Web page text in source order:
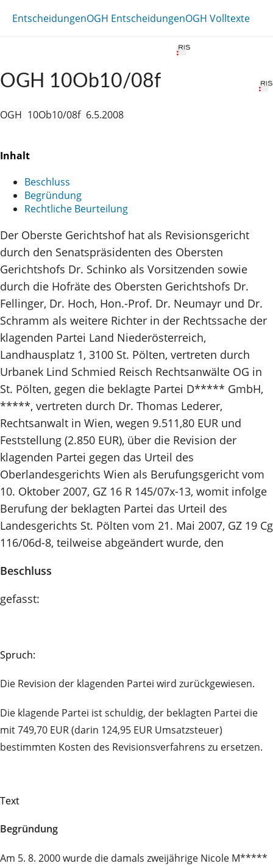
EntscheidungenOGH EntscheidungenOGH Volltexte
OGH 10Ob10/08f
OGH 10Ob10/08f 6.5.2008
Inhalt
Beschluss
Begründung
Rechtliche Beurteilung
Der Oberste Gerichtshof hat als Revisionsgericht
durch den Senatspräsidenten des Obersten
Gerichtshofs Dr. Schinko als Vorsitzenden sowie
durch die Hofräte des Obersten Gerichtshofs Dr.
Fellinger, Dr. Hoch, Hon.-Prof. Dr. Neumayr und Dr.
Schramm als weitere Richter in der Rechtssache der
klagenden Partei Land Niederösterreich,
Landhausplatz 1, 3100 St. Pölten, vertreten durch
Urbanek Lind Schmied Reisch Rechtsanwälte OG in
St. Pölten, gegen die beklagte Partei D***** GmbH,
*****, vertreten durch Dr. Thomas Lederer,
Rechtsanwalt in Wien, wegen 9.511,80 EUR und
Feststellung (2.850 EUR), über die Revision der
klagenden Partei gegen das Urteil des
Oberlandesgerichts Wien als Berufungsgericht vom
10. Oktober 2007, GZ 16 R 145/07x-13, womit infolge
Berufung der beklagten Partei das Urteil des
Landesgerichts St. Pölten vom 21. Mai 2007, GZ 19 Cg
116/06d-8, teilweise abgeändert wurde, den
Beschluss
gefasst:
Spruch:
Die Revision der klagenden Partei wird zurückgewiesen.
Die klagende Partei ist schuldig, der beklagten Partei die
mit 749,70 EUR (darin 124,95 EUR Umsatzsteuer)
bestimmten Kosten des Revisionsverfahrens zu ersetzen.
Text
Begründung
Am 5. 8. 2000 wurde die damals zweijährige Nicole M*****